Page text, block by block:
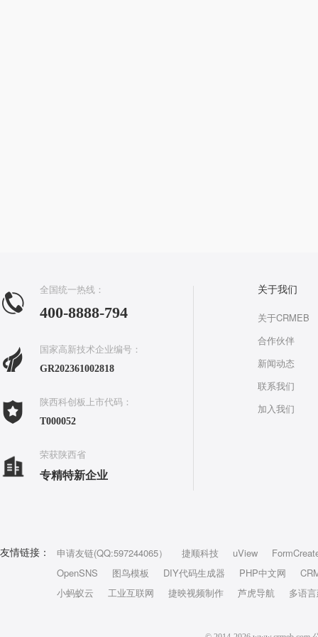
全国统一热线：
400-8888-794
国家高新技术企业编号：
GR202361002818
陕西科创板上市代码：
T000052
荣获陕西省
专精特新企业
关于我们
关于CRMEB
合作伙伴
新闻动态
联系我们
加入我们
友情链接： 申请友链(QQ:597244065） 捷顺科技 uView
OpenSNS
图鸟模板 DIY代码生成器 PHP中文网
小蚂蚁云
工业互联网 捷映视频制作 芦虎导航 多语